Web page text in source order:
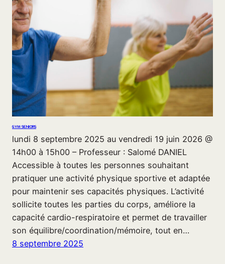
GYM SENIORS
lundi 8 septembre 2025 au vendredi 19 juin 2026 @
14h00 à 15h00 – Professeur : Salomé DANIEL
Accessible à toutes les personnes souhaitant
pratiquer une activité physique sportive et adaptée
pour maintenir ses capacités physiques. L’activité
sollicite toutes les parties du corps, améliore la
capacité cardio-respiratoire et permet de travailler
son équilibre/coordination/mémoire, tout en…
8 septembre 2025